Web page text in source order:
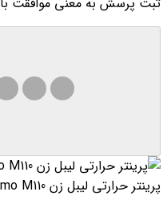
پرینتر حرارتی لیبل زن Phomemo M110